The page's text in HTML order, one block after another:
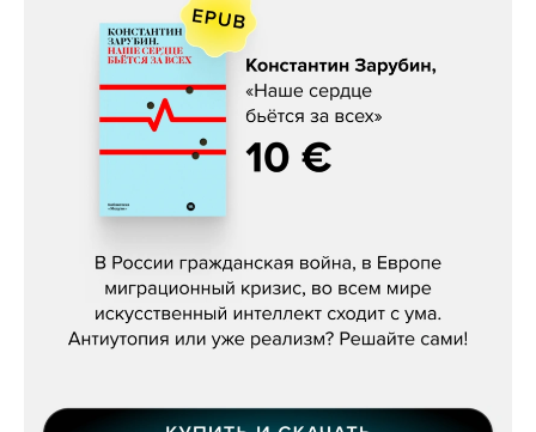
Константин Зарубин, «Наше сердце